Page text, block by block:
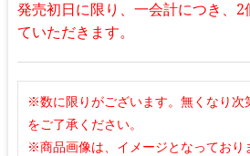
発売初日に限り、一会計につき、
ていただきます。
※数に限りがございます。無くなり次
をご了承ください。
※商品画像は、イメージとなっており